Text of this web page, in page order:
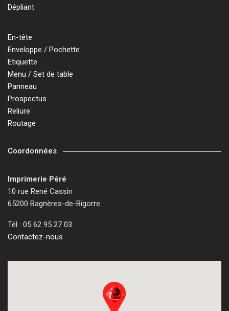
Dépliant
En-tête
Enveloppe / Pochette
Etiquette
Menu / Set de table
Panneau
Prospectus
Reliure
Routage
Coordonnées
Imprimerie Péré
10 rue René Cassin
65200 Bagnères-de-Bigorre
Tél : 05 62 95 27 03
Contactez-nous